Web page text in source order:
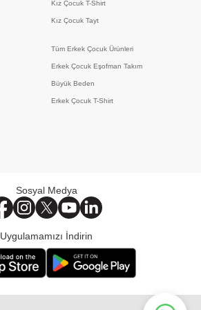
Sosyal Medya
Uygulamamızı İndirin
Kız Çocuk T-Shirt
Kız Çocuk Tayt
Tüm Erkek Çocuk Ürünleri
Erkek Çocuk Eşofman Takım
Büyük Beden
Erkek Çocuk T-Shirt